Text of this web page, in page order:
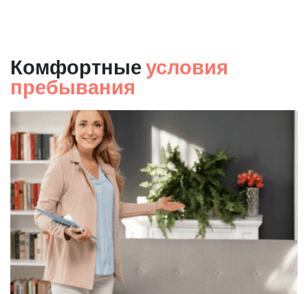
Комфортные условия
пребывания